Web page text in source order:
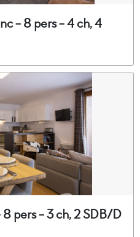
- 8 pers - 4 ch, 4
pers - 3 ch, 2 SDB/D